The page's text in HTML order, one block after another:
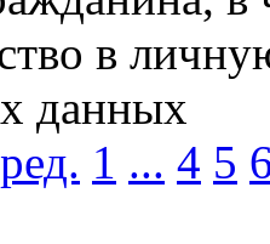
в
данных
1 ... 4 5